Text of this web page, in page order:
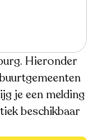
Hieronder
je een melding
beschikbaar